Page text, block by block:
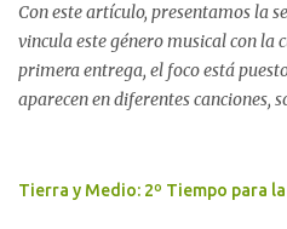
Movimiento Antinuclear de Chubut
Rodríguez Pardo, como una
territorial frente a las imposiciones
globalizada. Dossier N° 3 "La
Dukal.
Con este artículo, presentamos la
vincula este género musical con la
primera entrega, el foco está
aparecen en diferentes canciones,
Carolina Aponte La Madre Tierra se
Tierra y Medio: 2º Tiempo para